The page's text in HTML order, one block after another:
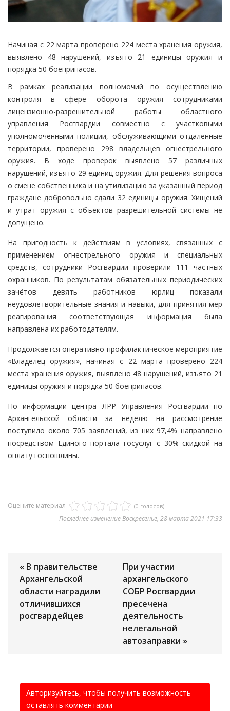
Начиная с 22 марта проверено 224 места хранения оружия,
выявлено 48 нарушений, изъято 21 единицы оружия и
порядка 50 боеприпасов.
В рамках реализации полномочий по осуществлению
контроля в сфере оборота оружия сотрудниками
лицензионно-разрешительной работы областного
управления Росгвардии совместно с участковыми
уполномоченными полиции, обслуживающими отдалённые
территории, проверено 298 владельцев огнестрельного
оружия. В ходе проверок выявлено 57 различных
нарушений, изъято 29 единиц оружия. Для решения вопроса
о смене собственника и на утилизацию за указанный период
граждане добровольно сдали 32 единицы оружия. Хищений
и утрат оружия с объектов разрешительной системы не
допущено.
На пригодность к действиям в условиях, связанных с
применением огнестрельного оружия и специальных
средств, сотрудники Росгвардии проверили 111 частных
охранников. По результатам обязательных периодических
зачётов девять работников юрлиц показали
неудовлетворительные знания и навыки, для принятия мер
реагирования соответствующая информация была
направлена их работодателям.
Продолжается оперативно-профилактическое мероприятие
«Владелец оружия», начиная с 22 марта проверено 224
места хранения оружия, выявлено 48 нарушений, изъято 21
единицы оружия и порядка 50 боеприпасов.
По информации центра ЛРР Управления Росгвардии по
Архангельской области за неделю на рассмотрение
поступило около 705 заявлений, из них 97,4% направлено
посредством Единого портала госуслуг с 30% скидкой на
оплату госпошлины.
Оцените материал (0 голосов)
Последнее изменение Воскресенье, 28 марта 2021 17:33
« В правительстве
Архангельской
области наградили
отличившихся
росгвардейцев
При участии
архангельского
СОБР Росгвардии
пресечена
деятельность
нелегальной
автозаправки »
Авторизуйтесь, чтобы получить возможность
оставлять комментарии